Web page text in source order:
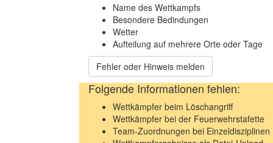
Name des Wettkampfs
Besondere Bedindungen
Wetter
Aufteilung auf mehrere Orte oder Tage
Fehler oder Hinweis melden
Folgende Informationen fehlen:
Wettkämpfer beim Löschangriff
Wettkämpfer bei der Feuerwehrstafette
Team-Zuordnungen bei Einzeldisziplinen